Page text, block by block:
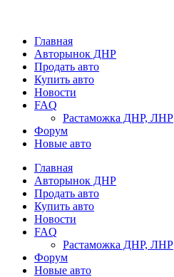
Главная
Авторынок ДНР
Продать авто
Купить авто
Новости
FAQ
Растаможка ДНР, ЛНР
Форум
Новые авто
Главная
Авторынок ДНР
Продать авто
Купить авто
Новости
FAQ
Растаможка ДНР, ЛНР
Форум
Новые авто